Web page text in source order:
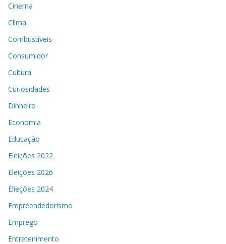
Cinema
Clima
Combustíveis
Consumidor
Cultura
Curiosidades
Dinheiro
Economia
Educação
Eleições 2022
Eleições 2026
Elieções 2024
Empreendedorismo
Emprego
Entretenimento